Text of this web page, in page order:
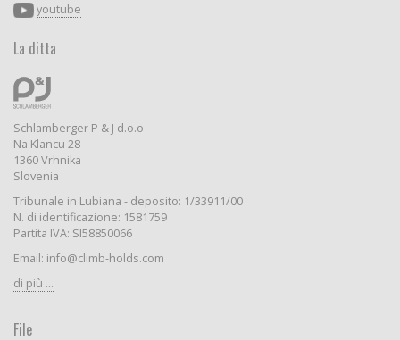
youtube
La ditta
Schlamberger P & J d.o.o
Na Klancu 28
1360 Vrhnika
Slovenia
Tribunale in Lubiana - deposito: 1/33911/00
N. di identificazione: 1581759
Partita IVA: SI58850066
Email: info@climb-holds.com
di più ...
File